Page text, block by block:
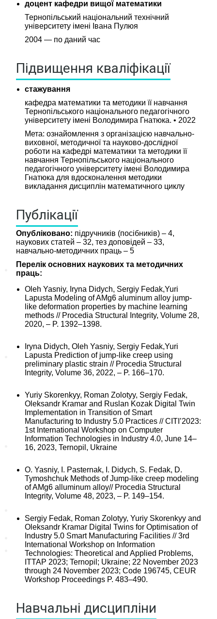
новини міжнародної співпраці
механіки
Інформація абітурієнту
Цікаві-статті
календар подій
Абітурієнту
Необхідні документи
Приймальна комісія
Запитання-відповіді
Новини
Цікаві статті
Новини кафедри
АРХІТЕКТУРА БУДІВЕЛЬ І
СПОРУД
ПРОЕКТУВАННЯ
КОНСТРУКЦІЙ
КОНСТРУКЦІЇ
МЕТАЛЕВІ КОНСТРУКЦІЇ
доцент кафедри вищої математики
Тернопільський національний технічний
університету імені Івана Пулюя
2004 — по даний час
Підвищення кваліфікації
стажування
кафедра математики та методики її навчання
Тернопільського національного педагогічного
університету імені Володимира Гнатюка. • 2022
Мета: ознайомлення з організацією навчально-
виховної, методичної та науково-дослідної
роботи на кафедрі математики та методики її
навчання Тернопільського національного
педагогічного університету імені Володимира
Гнатюка для вдосконалення методики
викладання дисциплін математичного циклу
Публікації
Опубліковано: підручників (посібників) – 4,
наукових статей – 32, тез доповідей – 33,
навчально-методичних праць – 5
Перелік основних наукових та методичних
праць:
Oleh Yasniy, Iryna Didych, Sergiy Fedak,Yuri
Lapusta Modeling of AMg6 aluminum alloy jump-
like deformation properties by machine learning
methods // Procedia Structural Integrity, Volume 28,
2020, – P. 1392–1398.
Iryna Didych, Oleh Yasniy, Sergiy Fedak,Yuri
Lapusta Prediction of jump-like creep using
preliminary plastic strain // Procedia Structural
Integrity, Volume 36, 2022, – P. 166–170.
Yuriy Skorenkyy, Roman Zolotyy, Sergiy Fedak,
Oleksandr Kramar and Ruslan Kozak Digital Twin
Implementation in Transition of Smart
Manufacturing to Industry 5.0 Practices // CITI’2023:
1st International Workshop on Computer
Information Technologies in Industry 4.0, June 14–
16, 2023, Ternopil, Ukraine
O. Yasniy, I. Pasternak, I. Didych, S. Fedak, D.
Tymoshchuk Methods of Jump-like creep modeling
of AMg6 alluminum alloy// Procedia Structural
Integrity, Volume 48, 2023, – P. 149–154.
Sergiy Fedak, Roman Zolotyy, Yuriy Skorenkyy and
Oleksandr Kramar Digital Twins for Optimisation of
Industry 5.0 Smart Manufacturing Facilities // 3rd
International Workshop on Information
Technologies: Theoretical and Applied Problems,
ITTAP 2023; Ternopil; Ukraine; 22 November 2023
through 24 November 2023; Code 196745, CEUR
Workshop Proceedings P. 483–490.
Навчальні дисципліни